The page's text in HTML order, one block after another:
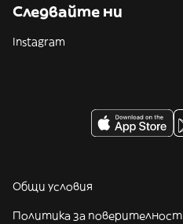
Следвайте ни
Instagram
Общи условия
Политика за поверителност